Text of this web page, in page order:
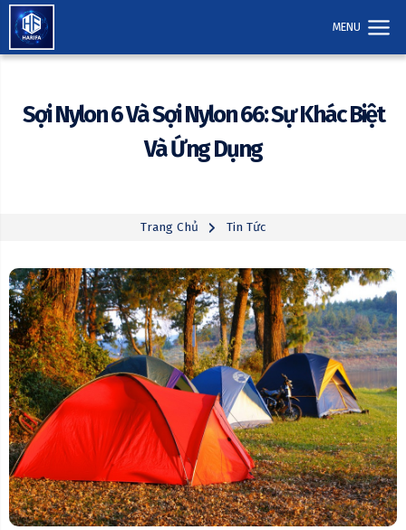
MENU
Sợi Nylon 6 Và Sợi Nylon 66: Sự Khác Biệt
Và Ứng Dụng
Trang Chủ Tin Tức